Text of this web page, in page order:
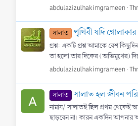
abdulazizulhakimgrameen
সালাত ‎পৃথিবী যদি
‎প্রশ্ন: একটি প্রশ্ন আমাকে বেশ
তা হলো তার দিকের (অভিমুখের)
abdulazizulhakimgrameen
সালাত সালাত হল জীবন
নামায/ সালাতই ছিল প্রথম
ছাড়বেন না। কারন একদিন